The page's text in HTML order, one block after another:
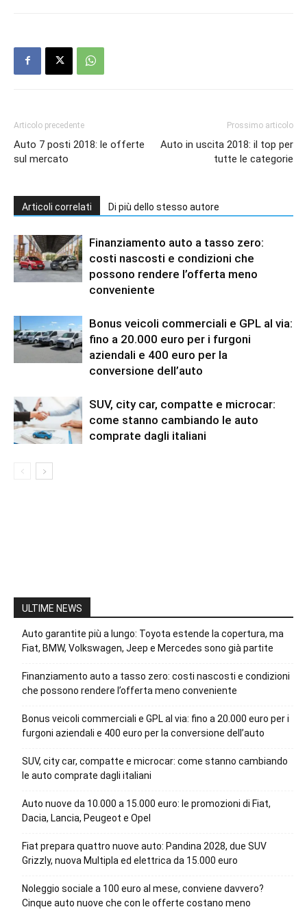
Articolo precedente
Auto 7 posti 2018: le offerte
sul mercato
Prossimo articolo
Auto in uscita 2018: il top per
tutte le categorie
Articoli correlati Di più dello stesso autore
Finanziamento auto a tasso zero:
costi nascosti e condizioni che
possono rendere l’offerta meno
conveniente
Bonus veicoli commerciali e GPL al via:
fino a 20.000 euro per i furgoni
aziendali e 400 euro per la
conversione dell’auto
SUV, city car, compatte e microcar:
come stanno cambiando le auto
comprate dagli italiani
ULTIME NEWS
Auto garantite più a lungo: Toyota estende la copertura, ma
Fiat, BMW, Volkswagen, Jeep e Mercedes sono già partite
Finanziamento auto a tasso zero: costi nascosti e condizioni
che possono rendere l’offerta meno conveniente
Bonus veicoli commerciali e GPL al via: fino a 20.000 euro per i
furgoni aziendali e 400 euro per la conversione dell’auto
SUV, city car, compatte e microcar: come stanno cambiando
le auto comprate dagli italiani
Auto nuove da 10.000 a 15.000 euro: le promozioni di Fiat,
Dacia, Lancia, Peugeot e Opel
Fiat prepara quattro nuove auto: Pandina 2028, due SUV
Grizzly, nuova Multipla ed elettrica da 15.000 euro
Noleggio sociale a 100 euro al mese, conviene davvero?
Cinque auto nuove che con le offerte costano meno